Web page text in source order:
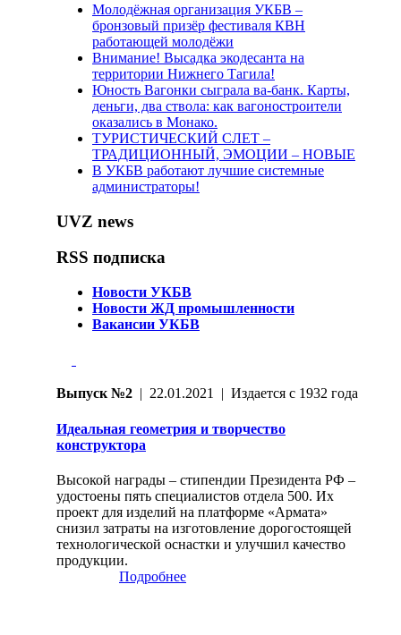
Молодёжная организация УКБВ –
бронзовый призёр фестиваля КВН
работающей молодёжи
Внимание! Высадка экодесанта на
территории Нижнего Тагила!
Юность Вагонки сыграла ва-банк. Карты,
деньги, два ствола: как вагоностроители
оказались в Монако.
ТУРИСТИЧЕСКИЙ СЛЕТ –
ТРАДИЦИОННЫЙ, ЭМОЦИИ – НОВЫЕ
В УКБВ работают лучшие системные
администраторы!
UVZ news
RSS подписка
Новости УКБВ
Новости ЖД промышленности
Вакансии УКБВ
Выпуск №2 | 22.01.2021 | Издается с 1932 года
Идеальная геометрия и творчество
конструктора
Высокой награды – стипендии Президента РФ –
удостоены пять специалистов отдела 500. Их
проект для изделий на платформе «Армата»
снизил затраты на изготовление дорогостоящей
технологической оснастки и улучшил качество
продукции.
Подробнее